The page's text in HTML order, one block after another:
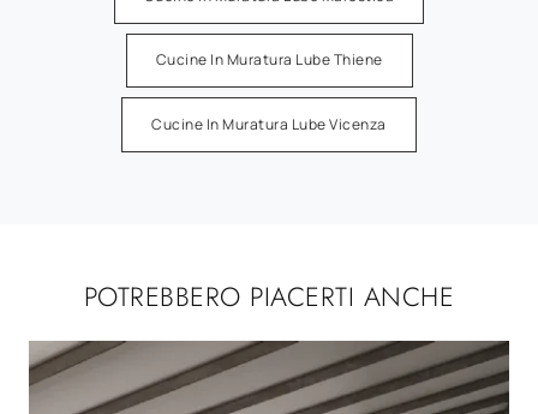
Cucine In Muratura Lube Thiene
Cucine In Muratura Lube Vicenza
POTREBBERO PIACERTI ANCHE